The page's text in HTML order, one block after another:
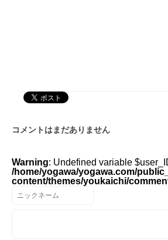
コメントはまだありません
Warning: Undefined variable
/home/yogawa/yogawa.com/
content/themes/youkaichi/